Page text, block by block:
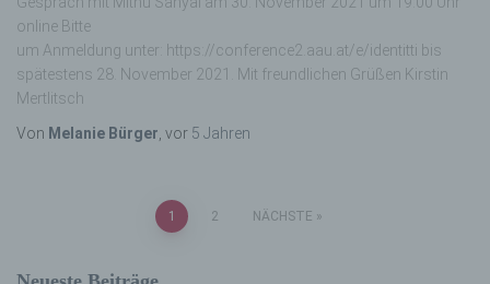
online Bitte
um Anmeldung unter: https://conference2.aau.at/e/identitti bis
spätestens 28. November 2021. Mit freundlichen Grüßen Kirstin
Mertlitsch
Von Melanie Bürger , vor 5 Jahren
Navigation
1 2 NÄCHSTE
Sind die Zwecke und Mittel dieser
das Recht der Mitgliedstaaten vorgegeben,
so kann der Verantwortliche
Unionsrecht oder dem Recht der